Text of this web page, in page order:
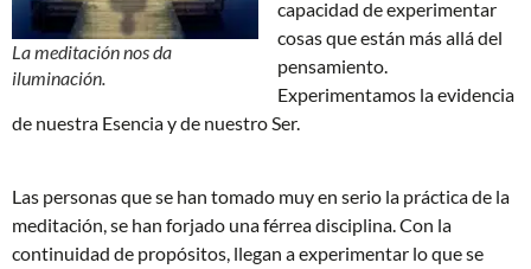
La meditación nos da
iluminación.
capacidad de experimentar
cosas que están más allá del
pensamiento.
Experimentamos la evidencia
de nuestra Esencia y de nuestro Ser.
Las personas que se han tomado muy en serio la práctica de la
meditación, se han forjado una férrea disciplina. Con la
continuidad de propósitos, llegan a experimentar lo que se